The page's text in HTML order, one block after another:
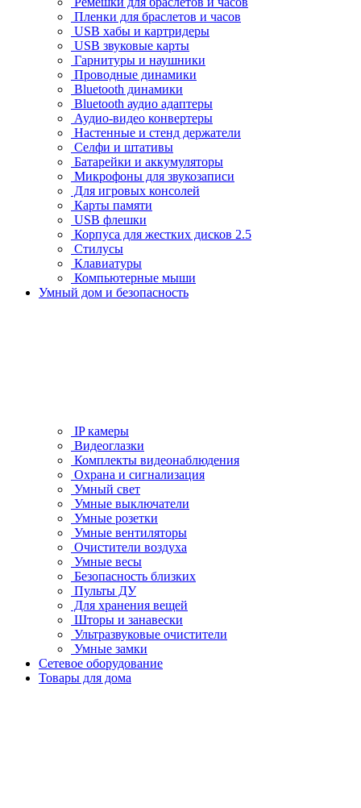
Пленки для браслетов и часов
USB хабы и картридеры
USB звуковые карты
Гарнитуры и наушники
Проводные динамики
Bluetooth динамики
Bluetooth аудио адаптеры
Аудио-видео конвертеры
Настенные и стенд держатели
Селфи и штативы
Батарейки и аккумуляторы
Микрофоны для звукозаписи
Для игровых консолей
Карты памяти
USB флешки
Корпуса для жестких дисков 2.5
Стилусы
Клавиатуры
Компьютерные мыши
Умный дом и безопасность
IP камеры
Видеоглазки
Комплекты видеонаблюдения
Охрана и сигнализация
Умный свет
Умные выключатели
Умные розетки
Умные вентиляторы
Очистители воздуха
Умные весы
Безопасность близких
Пульты ДУ
Для хранения вещей
Шторы и занавески
Ультразвуковые очистители
Умные замки
Сетевое оборудование
Товары для дома